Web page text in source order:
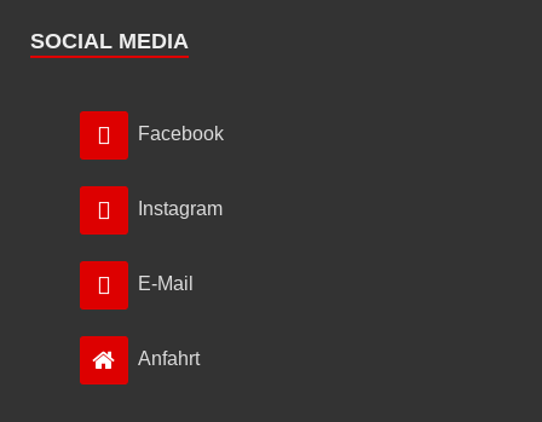
SOCIAL MEDIA
Facebook
Instagram
E-Mail
Anfahrt